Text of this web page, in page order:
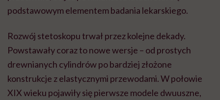
Dopiero w XX wieku konstrukcja stetoskopu została
jego wynalezieniu kardiolog David Littmann
wyposażył go w membranę, co poprawiło akustykę i
zwiększyło możliwości osłuchowe. Jeszcze później
powstaładwustronna głowica pozwalająca badać
różne częstotliwości. Współczesne modele, choć